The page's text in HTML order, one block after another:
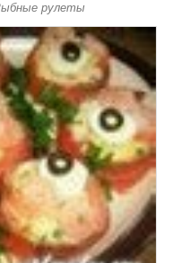
рулеты